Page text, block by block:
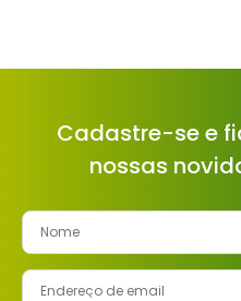
Cadastre-se e
nossas